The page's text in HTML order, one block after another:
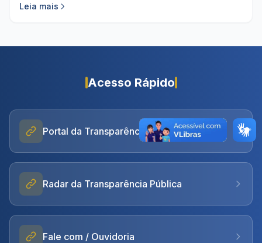
Leia mais
Acesso Rápido
Portal da Transparência
Radar da Transparência Pública
Fale com / Ouvidoria